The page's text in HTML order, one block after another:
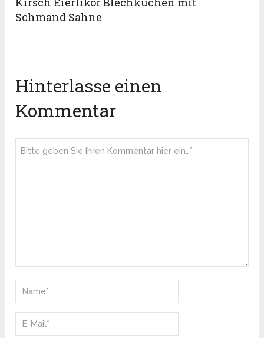
Schmand Sahne
Hinterlasse einen
Kommentar